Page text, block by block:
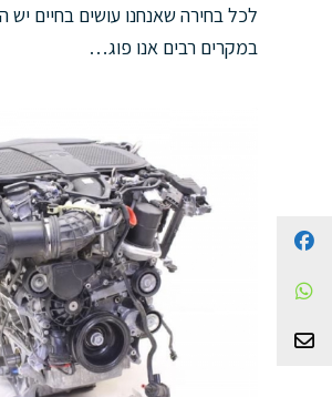
לכל בחירה שאנחנו עושים בחיים
במקרים רבים אנו פוג…